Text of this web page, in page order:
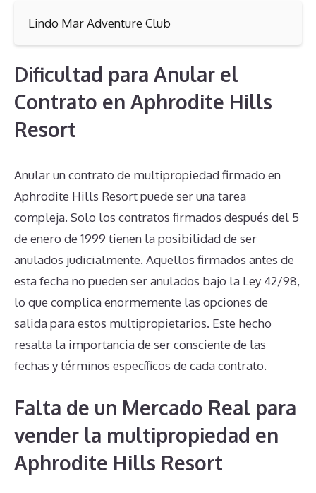
Lindo Mar Adventure Club
Dificultad para Anular el
Contrato en Aphrodite Hills
Resort
Anular un contrato de multipropiedad firmado en
Aphrodite Hills Resort puede ser una tarea
compleja. Solo los contratos firmados después del 5
de enero de 1999 tienen la posibilidad de ser
anulados judicialmente. Aquellos firmados antes de
esta fecha no pueden ser anulados bajo la Ley 42/98,
lo que complica enormemente las opciones de
salida para estos multipropietarios. Este hecho
resalta la importancia de ser consciente de las
fechas y términos específicos de cada contrato.
Falta de un Mercado Real para
vender la multipropiedad en
Aphrodite Hills Resort